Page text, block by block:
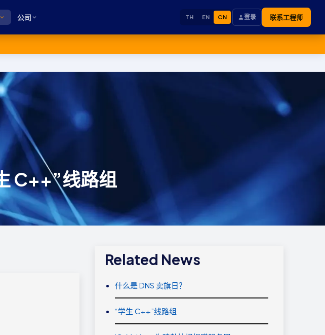
公司 TH EN CN 登录 联系工程师
C++”线路组
Related News
什么是 DNS 卖旗日？
“学生 C++”线路组